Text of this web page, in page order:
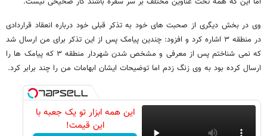
وی در بخش دیگری از صحبت های خود به تذکر قبلی خود درباره انعقاد قراردادی
در منطقه ۳ اشاره کرد و افزود: چندین پیامک پس از این تذکر برای من ارسال شد
که نمی شناختم پس از معرفی و مشخص شدن شهردار منطقه ۳ که پیامک ها را
ارسال کرده بود به وی زنگ زدم اما توضیحات ایشان ابهامات من را چند برابر کرد.
این همه ابزار تو یک جعبه با
این قیمت!